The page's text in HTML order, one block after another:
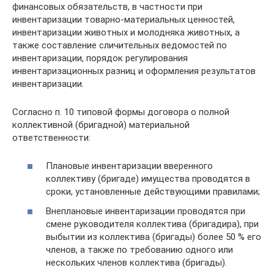
финансовых обязательств, в частности при
инвентаризации товарно-материальных ценностей,
инвентаризации животных и молодняка животных, а
также составление сличительных ведомостей по
инвентаризации, порядок регулирования
инвентаризационных разниц и оформления результатов
инвентаризации.
Согласно п. 10 типовой формы договора о полной
коллективной (бригадной) материальной
ответственности:
Плановые инвентаризации вверенного
коллективу (бригаде) имущества проводятся в
сроки, установленные действующими правилами;
Внеплановые инвентаризации проводятся при
смене руководителя коллектива (бригадира), при
выбытии из коллектива (бригады) более 50 % его
членов, а также по требованию одного или
нескольких членов коллектива (бригады).